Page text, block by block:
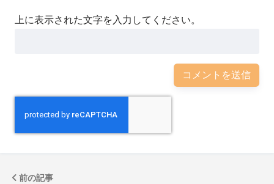
上に表示された文字を入力してください。
前の記事